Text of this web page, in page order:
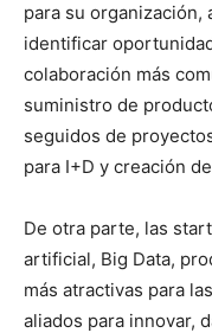
para su
identificar
colaboración más
suministro de
seguidos de
para I+D y creación
De otra parte, las
artificial, Big Data,
más atractivas para
aliados para innovar,